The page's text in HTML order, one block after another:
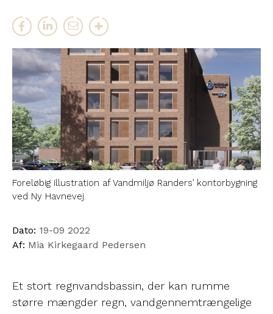
Foreløbig illustration af Vandmiljø Randers’ kontorbygning
ved Ny Havnevej.
Dato: 19-09 2022
Af: Mia Kirkegaard Pedersen
Et stort regnvandsbassin, der kan rumme
større mængder regn, vandgennemtrængelige